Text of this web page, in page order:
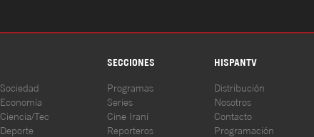
SECCIONES HISPANTV
Sociedad
Economía
Ciencia/Tec
Deporte
Programas
Series
Cine Iraní
Reporteros
Distribución
Nosotros
Contacto
Programación